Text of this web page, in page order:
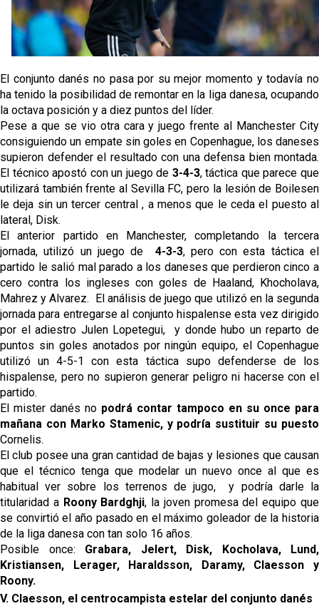
El conjunto danés no pasa por su mejor momento y todavía no
ha tenido la posibilidad de remontar en la liga danesa, ocupando
la octava posición y a diez puntos del líder.
Pese a que se vio otra cara y juego frente al Manchester City
consiguiendo un empate sin goles en Copenhague, los daneses
supieron defender el resultado con una defensa bien montada.
El técnico apostó con un juego de 3-4-3, táctica que parece que
utilizará también frente al Sevilla FC, pero la lesión de Boilesen
le deja sin un tercer central , a menos que le ceda el puesto al
lateral, Disk.
El anterior partido en Manchester, completando la tercera
jornada, utilizó un juego de 4-3-3, pero con esta táctica el
partido le salió mal parado a los daneses que perdieron cinco a
cero contra los ingleses con goles de Haaland, Khocholava,
Mahrez y Alvarez.  El análisis de juego que utilizó en la segunda
jornada para entregarse al conjunto hispalense esta vez dirigido
por el adiestro Julen Lopetegui,  y donde hubo un reparto de
puntos sin goles anotados por ningún equipo, el Copenhague
utilizó un 4-5-1 con esta táctica supo defenderse de los
hispalense, pero no supieron generar peligro ni hacerse con el
partido.
El mister danés no podrá contar tampoco en su once para
mañana con Marko Stamenic, y podría sustituir su puesto
Cornelis.
El club posee una gran cantidad de bajas y lesiones que causan
que el técnico tenga que modelar un nuevo once al que es
habitual ver sobre los terrenos de jugo,  y podría darle la
titularidad a Roony Bardghji, la joven promesa del equipo que
se convirtió el año pasado en el máximo goleador de la historia
de la liga danesa con tan solo 16 años.
Posible once: Grabara, Jelert, Disk, Kocholava, Lund,
Kristiansen, Lerager, Haraldsson, Daramy, Claesson y
Roony.
V. Claesson, el centrocampista estelar del conjunto danés